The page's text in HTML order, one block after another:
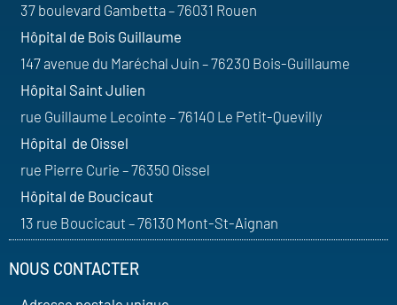
37 boulevard Gambetta – 76031 Rouen
Hôpital de Bois Guillaume
147 avenue du Maréchal Juin – 76230 Bois-Guillaume
Hôpital Saint Julien
rue Guillaume Lecointe – 76140 Le Petit-Quevilly
Hôpital de Oissel
rue Pierre Curie – 76350 Oissel
Hôpital de Boucicaut
13 rue Boucicaut – 76130 Mont-St-Aignan
NOUS CONTACTER